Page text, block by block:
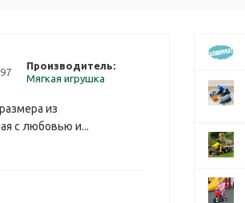
Производитель:
Мягкая игрушка
из
с любовью и...